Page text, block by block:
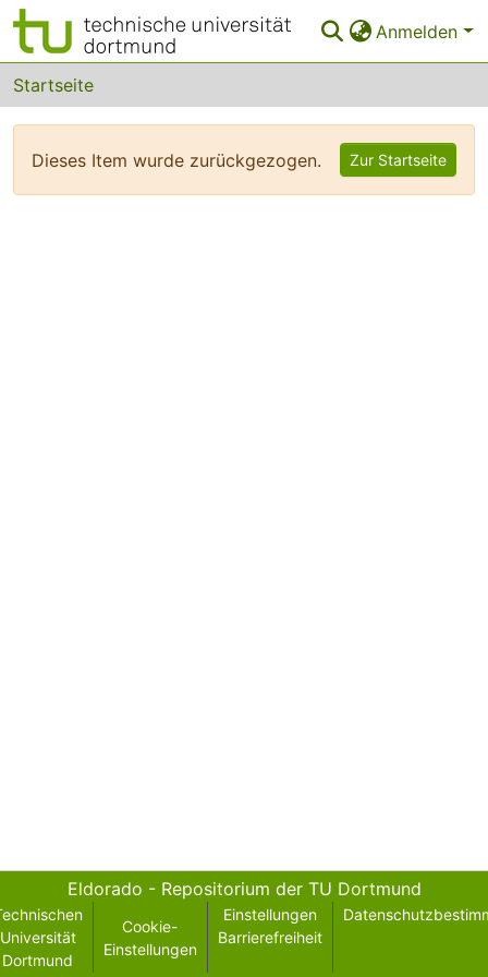
Anmelden
Bereiche & Sammlungen
Das gesamte Repositorium
FAQ
Startseite
Dieses Item wurde zurückgezogen. Zur Startseite
Eldorado - Repositorium der TU Dortmund
Universität
Dortmund
Cookie-
Einstellungen
Einstellungen
Barrierefreiheit